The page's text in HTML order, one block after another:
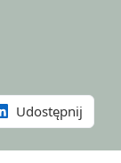
Udostępnij